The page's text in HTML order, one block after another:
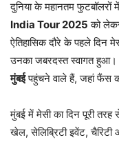
दुनिया के महानतम फुटबॉलरों
India Tour 2025 को
ऐतिहासिक दौरे के पहले दिन
उनका जबरदस्त स्वागत हुआ।
मुंबईपहुंचने वाले हैं, जहां फैंस
मुंबई में मेसी का दिन पूरी
खेल, सेलिब्रिटी इवेंट,